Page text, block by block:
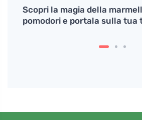
Scopri la magia della
pomodori e portala sulla tua